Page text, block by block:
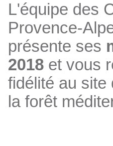
L'équipe des
Provence-
présente ses
2018et vous
fidélité au site
la forêt